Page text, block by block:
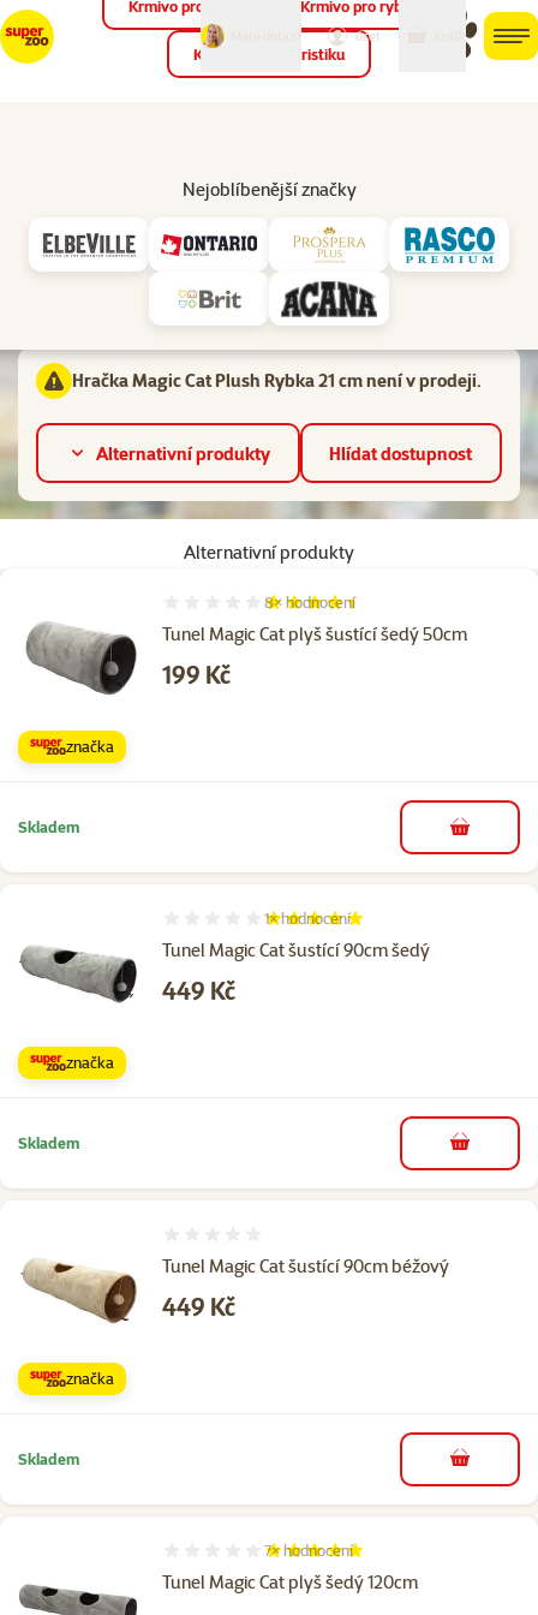
můj
účet
Krmivo pro ptáky Krmivo pro ryby
Krmivo pro teraristiku
Nejoblíbenější značky
Hračka Magic Cat Plush Rybka 21 cm
Hodnocení 0%
Materiál:Plyš
Hračka Magic Cat Plush Rybka 21 cm není v prodeji.
Alternativní produkty Hlídat dostupnost
Alternativní produkty
Tunel Magic Cat plyš šustící šedý 50cm
Hodnocení 88%, počet hodnocení: 8
8× hodnocení
Cena
199 Kč
značka
Skladem do košíku
Tunel Magic Cat šustící 90cm šedý
Hodnocení 100%, počet hodnocení: 1
1×hodnocení
Cena
449 Kč
značka
Skladem do košíku
Tunel Magic Cat šustící 90cm béžový
Cena
449 Kč
značka
Skladem do košíku
Tunel Magic Cat plyš šedý 120cm
Hodnocení 100%, počet hodnocení: 7
7×hodnocení